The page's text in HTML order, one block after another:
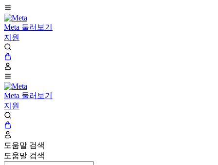
Meta 둘러보기
지원
Meta 둘러보기
지원
도움말 검색
도움말 검색